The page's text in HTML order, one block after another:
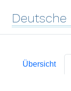
Deutsche
Übersicht